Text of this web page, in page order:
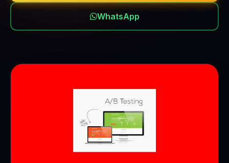
WhatsApp